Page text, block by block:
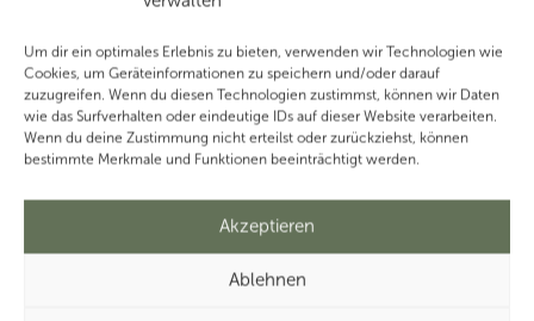
Um dir ein optimales Erlebnis zu bieten, verwenden wir Technologien wie
Cookies, um Geräteinformationen zu speichern und/oder darauf
zuzugreifen. Wenn du diesen Technologien zustimmst, können wir Daten
wie das Surfverhalten oder eindeutige IDs auf dieser Website verarbeiten.
Wenn du deine Zustimmung nicht erteilst oder zurückziehst, können
bestimmte Merkmale und Funktionen beeinträchtigt werden.
Akzeptieren
Ablehnen